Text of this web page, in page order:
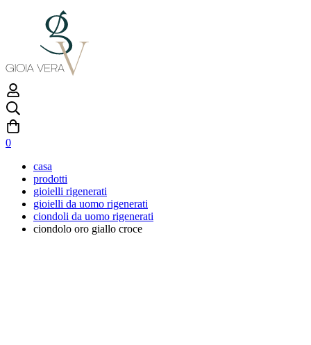
0
casa
prodotti
gioielli rigenerati
gioielli da uomo rigenerati
ciondoli da uomo rigenerati
ciondolo oro giallo croce